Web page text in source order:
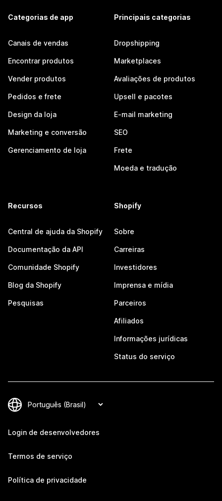
Categorias de app
Canais de vendas
Encontrar produtos
Vender produtos
Pedidos e frete
Design da loja
Marketing e conversão
Gerenciamento de loja
Principais categorias
Dropshipping
Marketplaces
Avaliações de produtos
Upsell e pacotes
E-mail marketing
SEO
Frete
Moeda e tradução
Recursos
Central de ajuda da Shopify
Documentação da API
Comunidade Shopify
Blog da Shopify
Pesquisas
Shopify
Sobre
Carreiras
Investidores
Imprensa e mídia
Parceiros
Afiliados
Informações jurídicas
Status do serviço
Login de desenvolvedores
Termos de serviço
Política de privacidade